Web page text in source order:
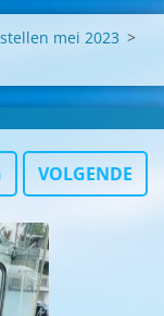
mei 2023 >
VOLGENDE